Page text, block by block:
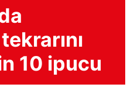
10 ipucu